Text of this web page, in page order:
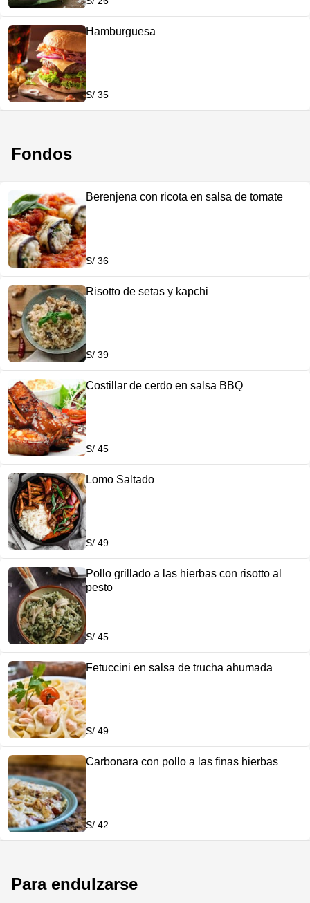
Hamburguesa
S/ 35
Fondos
Berenjena con ricota en salsa de tomate
S/ 36
Risotto de setas y kapchi
S/ 39
Costillar de cerdo en salsa BBQ
S/ 45
Lomo Saltado
S/ 49
Pollo grillado a las hierbas con risotto al
pesto
S/ 45
Fetuccini en salsa de trucha ahumada
S/ 49
Carbonara con pollo a las finas hierbas
S/ 42
Para endulzarse